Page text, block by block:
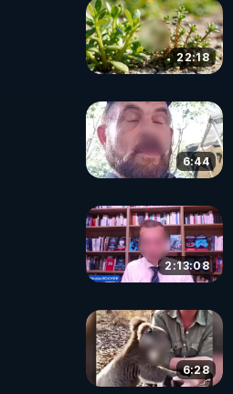
22:18
6:44
2:13:08
6:28